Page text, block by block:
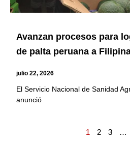
Avanzan procesos para
de palta peruana a
julio 22, 2026
El Servicio Nacional de Sanidad
anunció
1 2 3 …